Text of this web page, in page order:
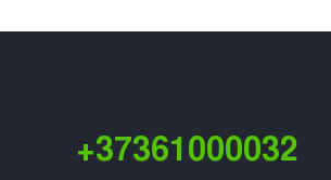
+37361000032